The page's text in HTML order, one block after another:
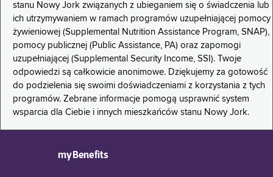
stanu Nowy Jork związanych z ubieganiem się o świadczenia lub
ich utrzymywaniem w ramach programów uzupełniającej pomocy
żywieniowej (Supplemental Nutrition Assistance Program, SNAP),
pomocy publicznej (Public Assistance, PA) oraz zapomogi
uzupełniającej (Supplemental Security Income, SSI). Twoje
odpowiedzi są całkowicie anonimowe. Dziękujemy za gotowość
do podzielenia się swoimi doświadczeniami z korzystania z tych
programów. Zebrane informacje pomogą usprawnić system
wsparcia dla Ciebie i innych mieszkańców stanu Nowy Jork.
myBenefits